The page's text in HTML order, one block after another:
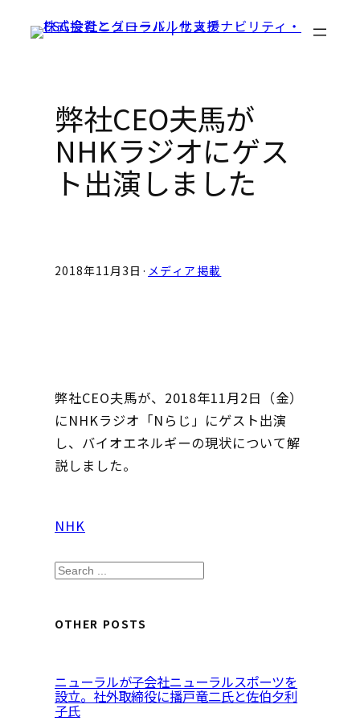
弊社CEO夫馬が
NHKラジオにゲス
ト出演しました
2018年11月3日 · メディア掲載
弊社CEO夫馬が、2018年11月2日（金）
にNHKラジオ「Nらじ」にゲスト出演
し、バイオエネルギーの現状について解
説しました。
NHK
S
a
h
OTHER POSTS
ニューラルが子会社ニューラルスポーツを
設立。社外取締役に播戸竜二氏と佐伯夕利
子氏